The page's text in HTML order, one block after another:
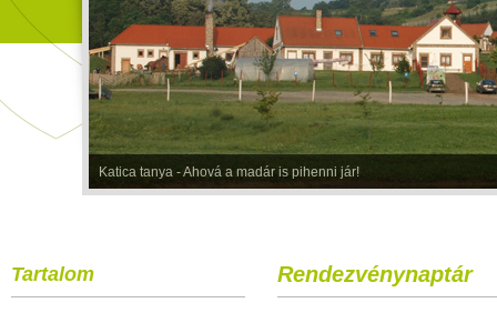
Katica tanya - Ahová a madár is pihenni jár!
Tartalom Rendezvénynaptár